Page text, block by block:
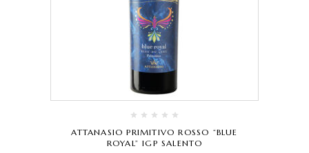
ATTANASIO PRIMITIVO ROSSO “BLUE
ROYAL” IGP SALENTO